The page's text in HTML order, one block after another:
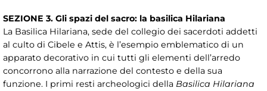
SEZIONE 3. Gli spazi del sacro: la basilica Hilariana
La Basilica Hilariana, sede del collegio dei sacerdoti addetti
al culto di Cibele e Attis, è l’esempio emblematico di un
apparato decorativo in cui tutti gli elementi dell’arredo
concorrono alla narrazione del contesto e della sua
funzione. I primi resti archeologici della Basilica Hilariana